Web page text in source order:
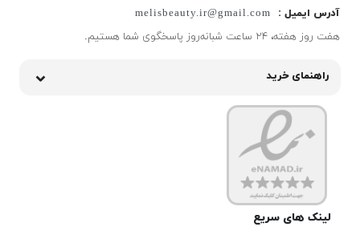
آدرس ایمیل :
melisbeauty.ir@gmail.com
هفت روز هفته، ۲۴ ساعت شبانه‌روز پاسخگوی شما هستیم.
راهنمای خرید
لینک های سریع